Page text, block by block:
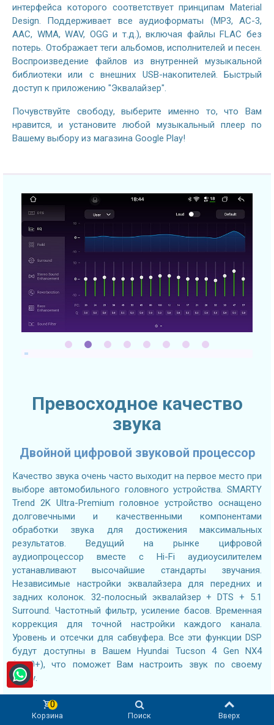
интерфейса которого соответствует принципам Material
Design. Поддерживает все аудиоформаты (MP3, AC-3,
AAC, WMA, WAV, OGG и т.д.), включая файлы FLAC без
потерь. Отображает теги альбомов, исполнителей и песен.
Воспроизведение файлов из внутренней музыкальной
библиотеки или с внешних USB-накопителей. Быстрый
доступ к приложению "Эквалайзер".
Почувствуйте свободу, выберите именно то, что Вам
нравится, и установите любой музыкальный плеер по
Вашему выбору из магазина Google Play!
Превосходное качество
звука
Двойной цифровой звуковой процессор
Качество звука очень часто выходит на первое место при
выборе автомобильного головного устройства. SMARTY
Trend 2K Ultra-Premium головное устройство оснащено
долговечными и качественными компонентами
обработки звука для достижения максимальных
результатов. Ведущий на рынке цифровой
аудиопроцессор вместе с Hi-Fi аудиоусилителем
устанавливают высочайшие стандарты звучания.
Независимые настройки эквалайзера для передних и
задних колонок. 32-полосный эквалайзер + DTS + 5.1
Surround. Частотный фильтр, усиление басов. Временная
коррекция для точной настройки каждого канала.
Уровень и отсечки для сабвуфера. Все эти функции DSP
будут доступны в Вашем Hyundai Tucson 4 Gen NX4
(2020+), что поможет Вам настроить звук по своему
вкусу.
Оптический и
коаксиальный
Корзина
0
Поиск Вверх